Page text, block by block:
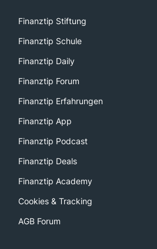
Finanztip Stiftung
Finanztip Schule
Finanztip Daily
Finanztip Forum
Finanztip Erfahrungen
Finanztip App
Finanztip Podcast
Finanztip Deals
Finanztip Academy
Cookies & Tracking
AGB Forum